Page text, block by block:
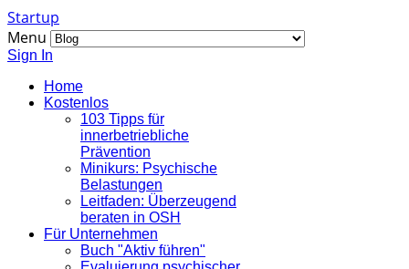
Startup
Menu
Sign In
Home
Kostenlos
103 Tipps für
innerbetriebliche
Prävention
Minikurs: Psychische
Belastungen
Leitfaden: Überzeugend
beraten in OSH
Für Unternehmen
Buch "Aktiv führen"